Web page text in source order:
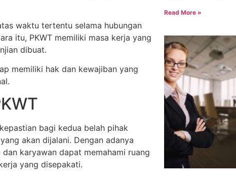
waktu tertentu selama hubungan
itu, PKWT memiliki masa kerja yang
dibuat.
memiliki hak dan kewajiban yang
bagi kedua belah pihak
akan dijalani. Dengan adanya
karyawan dapat memahami ruang
yang disepakati.
Read More »